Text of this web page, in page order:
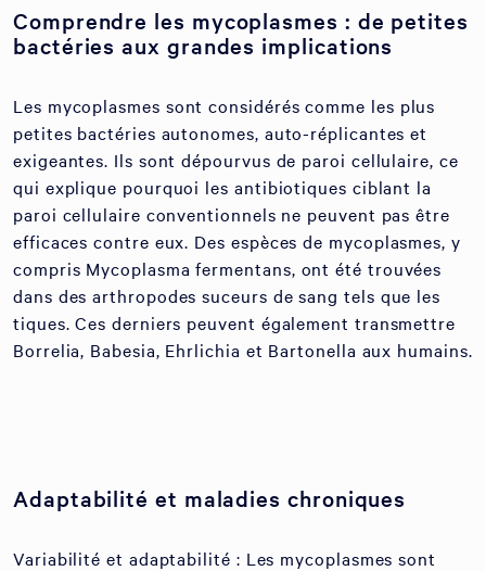
Comprendre les mycoplasmes : de petites
bactéries aux grandes implications
Les mycoplasmes sont considérés comme les plus
petites bactéries autonomes, auto-réplicantes et
exigeantes. Ils sont dépourvus de paroi cellulaire, ce
qui explique pourquoi les antibiotiques ciblant la
paroi cellulaire conventionnels ne peuvent pas être
efficaces contre eux. Des espèces de mycoplasmes, y
compris Mycoplasma fermentans, ont été trouvées
dans des arthropodes suceurs de sang tels que les
tiques. Ces derniers peuvent également transmettre
Borrelia, Babesia, Ehrlichia et Bartonella aux humains.
Adaptabilité et maladies chroniques
Variabilité et adaptabilité : Les mycoplasmes sont